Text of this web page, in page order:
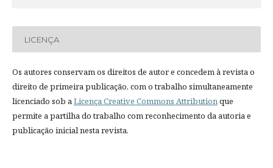
LICENÇA
Os autores conservam os direitos de autor e concedem à revista o
direito de primeira publicação, com o trabalho simultaneamente
licenciado sob aLicença Creative Commons Attributionque
permite a partilha do trabalho com reconhecimento da autoria e
publicação inicial nesta revista.